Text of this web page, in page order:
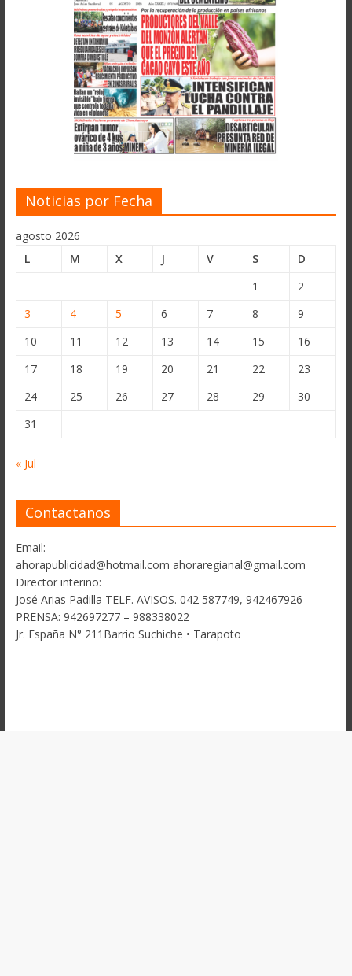
Noticias por Fecha
agosto 2026
L
M X J V S
D
1
2
3
4 5 6 7 8
9
10
11 12 13 14 15
16
17
18 19 20 21 22
23
24
25 26 27 28 29
30
31
« Jul
Contactanos
Email:
ahorapublicidad@hotmail.com ahoraregianal@gmail.com
Director interino:
José Arias Padilla TELF. AVISOS. 042 587749, 942467926
PRENSA: 942697277 – 988338022
Jr. España N° 211Barrio Suchiche • Tarapoto